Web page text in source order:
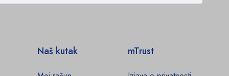
Naš kutak mTrust